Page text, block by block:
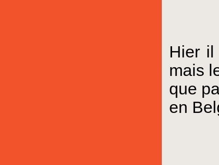
Hier il
mais
que
en